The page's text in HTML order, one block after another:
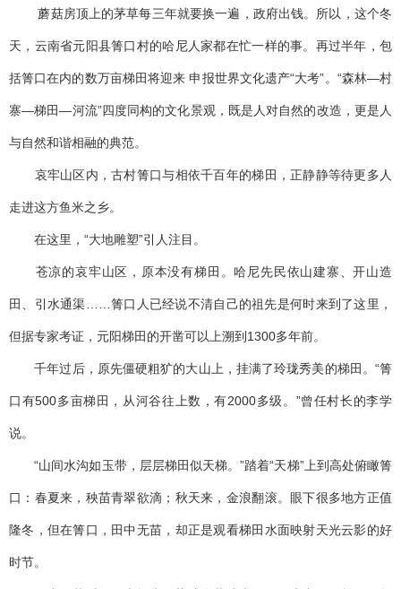
蘑菇房顶上的茅草每三年就要换一遍，政府出钱。所以，这个冬
天，云南省元阳县箐口村的哈尼人家都在忙一样的事。再过半年，包
括箐口在内的数万亩梯田将迎来 申报世界文化遗产“大考”。“森林—村
寨—梯田—河流”四度同构的文化景观，既是人对自然的改造，更是人
与自然和谐相融的典范。
哀牢山区内，古村箐口与相依千百年的梯田，正静静等待更多人
走进这方鱼米之乡。
在这里，“大地雕塑”引人注目。
苍凉的哀牢山区，原本没有梯田。哈尼先民依山建寨、开山造
田、引水通渠……箐口人已经说不清自己的祖先是何时来到了这里，
但据专家考证，元阳梯田的开凿可以上溯到1300多年前。
千年过后，原先僵硬粗犷的大山上，挂满了玲珑秀美的梯田。“箐
口有500多亩梯田，从河谷往上数，有2000多级。”曾任村长的李学
说。
“山间水沟如玉带，层层梯田似天梯。”踏着“天梯”上到高处俯瞰箐
口：春夏来，秧苗青翠欲滴；秋天来，金浪翻滚。眼下很多地方正值
隆冬，但在箐口，田中无苗，却正是观看梯田水面映射天光云影的好
时节。